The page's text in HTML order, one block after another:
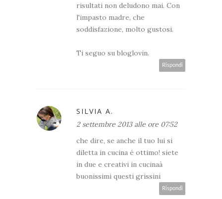
risultati non deludono mai. Con
l'impasto madre, che
soddisfazione, molto gustosi.
Ti seguo su bloglovin.
Rispondi
SILVIA A.
2 settembre 2013 alle ore 07:52
che dire, se anche il tuo lui si
diletta in cucina é ottimo! siete
in due e creativi in cucinaà
buonissimi questi grissini
Rispondi